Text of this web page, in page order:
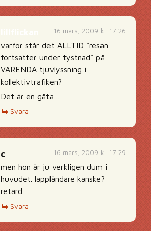
16 mars, 2009 kl. 17:26
varför står det ALLTID ”resan
fortsätter under tystnad” på
VARENDA tjuvlyssning i
kollektivtrafiken?
Det är en gåta…
Svara
16 mars, 2009 kl. 17:29
c
men hon är ju verkligen dum i
huvudet. lappländare kanske?
retard.
Svara